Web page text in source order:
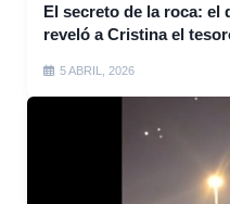
El secreto de la roca: el
reveló a Cristina el
5 ABRIL, 2026